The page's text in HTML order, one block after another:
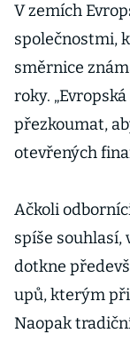
V zemích
společnostmi,
směrnice
roky.
přezkoumat,
otevřených
Ačkoli
spíše souhlasí,
dotkne
upů, kterým
Naopak